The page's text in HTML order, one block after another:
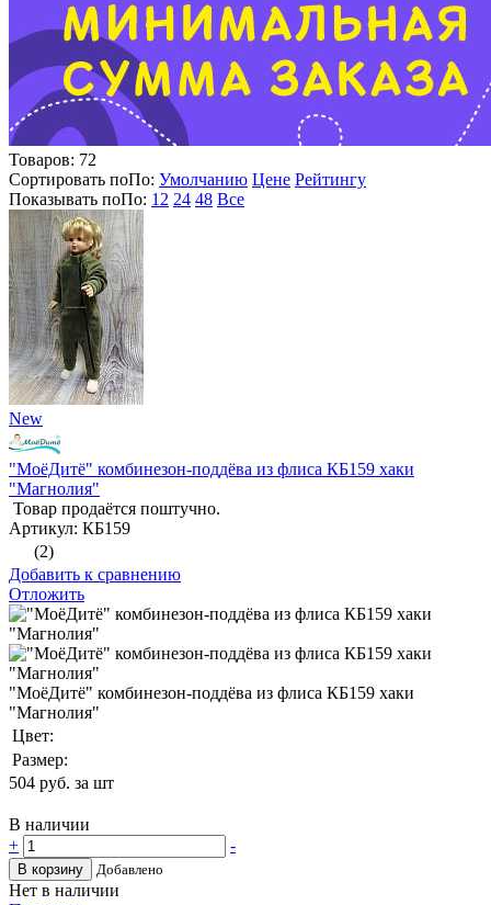
Товаров: 72
Сортировать поПо: Умолчанию Цене Рейтингу
Показывать поПо: 12 24 48 Все
New
"МоёДитё" комбинезон-поддёва из флиса КБ159 хаки
"Магнолия"
Товар продаётся поштучно.
Артикул: КБ159
(2)
Добавить к сравнению
Отложить
"МоёДитё" комбинезон-поддёва из флиса КБ159 хаки
"Магнолия"
Цвет:
Размер:
504 руб. за шт
В наличии
+
-
В корзину Добавлено
Нет в наличии